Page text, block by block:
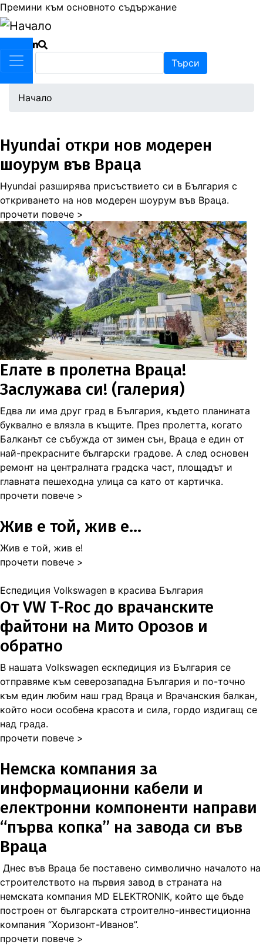
Премини към основното съдържание
Търси
Начало
Hyundai откри нов модерен
шоурум във Враца
Hyundai разширява присъствието си в България с
откриването на нов модерен шоурум във Враца.
прочети повече >
Елате в пролетна Враца!
Заслужава си! (галерия)
Едва ли има друг град в България, където планината
буквално е влязла в къщите. През пролетта, когато
Балканът се събужда от зимен сън, Враца е един от
най-прекрасните български градове. А след основен
ремонт на централната градска част, площадът и
главната пешеходна улица са като от картичка.
прочети повече >
Жив е той, жив е...
Жив е той, жив е!
прочети повече >
Еспедиция Volkswagen в красива България
От VW T-Roc до врачанските
файтони на Мито Орозов и
обратно
В нашата Volkswagen ескпедиция из България се
отправяме към северозападна България и по-точно
към един любим наш град Враца и Врачанския балкан,
който носи особена красота и сила, гордо издигащ се
над града.
прочети повече >
Немска компания за
информационни кабели и
електронни компоненти направи
“първа копка” на завода си във
Враца
Днес във Враца бе поставено символично началото на
строителството на първия завод в страната на
немската компания MD ELEKTRONIK, който ще бъде
построен от българската строително-инвестиционна
компания “Хоризонт-Иванов”.
прочети повече >